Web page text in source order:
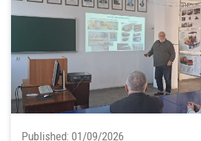
Published: 01/09/2026